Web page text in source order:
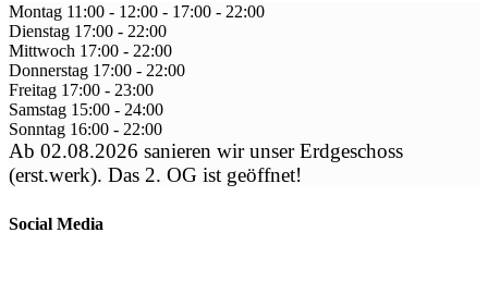
Montag 11:00 - 12:00 - 17:00 - 22:00
Dienstag 17:00 - 22:00
Mittwoch 17:00 - 22:00
Donnerstag 17:00 - 22:00
Freitag 17:00 - 23:00
Samstag 15:00 - 24:00
Sonntag 16:00 - 22:00
Ab 02.08.2026 sanieren wir unser Erdgeschoss
(erst.werk). Das 2. OG ist geöffnet!
Social Media